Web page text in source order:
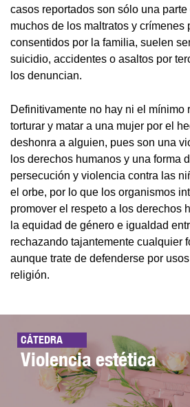
casos reportados son sólo una
muchos de los maltratos y crímenes
consentidos por la familia, suelen
suicidio, accidentes o asaltos por
los denuncian.
Definitivamente no hay ni el mínimo
torturar y matar a una mujer por el
deshonra a alguien, pues son una
los derechos humanos y una forma
persecución y violencia contra las
el orbe, por lo que los organismos
promover el respeto a los derechos
la equidad de género e igualdad
rechazando tajantemente cualquier
aunque trate de defenderse por
religión.
CÁTEDRA
Violencia estética